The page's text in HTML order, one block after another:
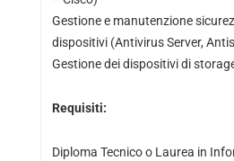
Gestione e manutenzione
dispositivi (Antivirus Server,
Gestione dei dispositivi di
Requisiti:
Diploma Tecnico o Laurea in